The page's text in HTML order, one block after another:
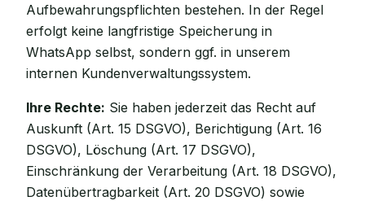
Aufbewahrungspflichten bestehen. In der Regel
erfolgt keine langfristige Speicherung in
WhatsApp selbst, sondern ggf. in unserem
internen Kundenverwaltungssystem.
Ihre Rechte: Sie haben jederzeit das Recht auf
Auskunft (Art. 15 DSGVO), Berichtigung (Art. 16
DSGVO), Löschung (Art. 17 DSGVO),
Einschränkung der Verarbeitung (Art. 18 DSGVO),
Datenübertragbarkeit (Art. 20 DSGVO) sowie